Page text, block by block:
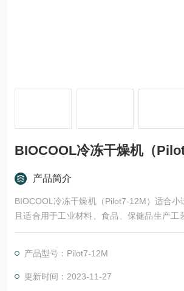
BIOCOOL冷冻干燥机（
产品简介
BIOCOOL冷冻干燥机（Pilot7-12M）适合小
且适合用于工业材料、食品、保健品生产工
优化率可达65%）。
产品型号：Pilot7-12M
更新时间：2023-11-27